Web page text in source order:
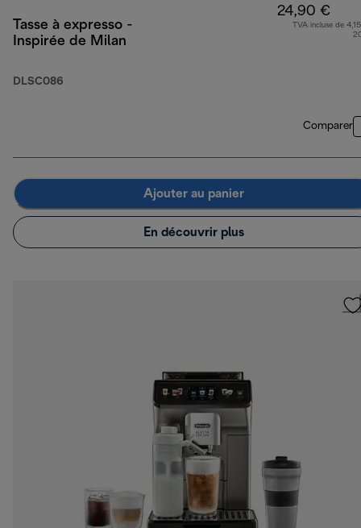
Tasse à expresso -
Inspirée de Milan
DLSC086
24,90 €
TVA incluse de
Comparer
Ajouter au panier
En découvrir plus